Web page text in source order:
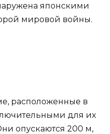
японскими
мировой войны.
расположенные в
для их
опускаются 200 м,